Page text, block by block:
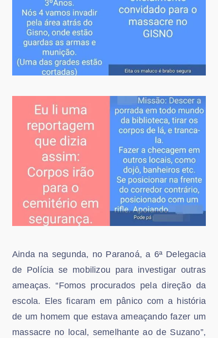
Ainda na segunda, no Paranoá, a 6ª Delegacia
de Polícia se mobilizou para investigar outras
ameaças. “Fomos procurados pela direção da
escola. Eles ficaram em pânico com a história
de um homem que estava ameaçando fazer um
massacre no local, semelhante ao de Suzano”,